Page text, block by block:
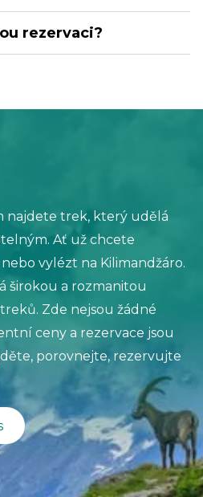
rezervaci?
najdete trek, který udělá
Ať už chcete
vylézt na Kilimandžáro.
širokou a rozmanitou
Zde nejsou žádné
ceny a rezervace jsou
porovnejte, rezervujte